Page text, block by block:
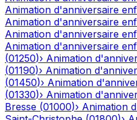
Animation d'anniversaire
Animation d'anniversaire
Animation d'anniversaire
Animation d'anniversaire
(01250)› Animation
(01190)› Animation
(01450)› Animation
(01330)› Animation
Bresse (01000)› Animation